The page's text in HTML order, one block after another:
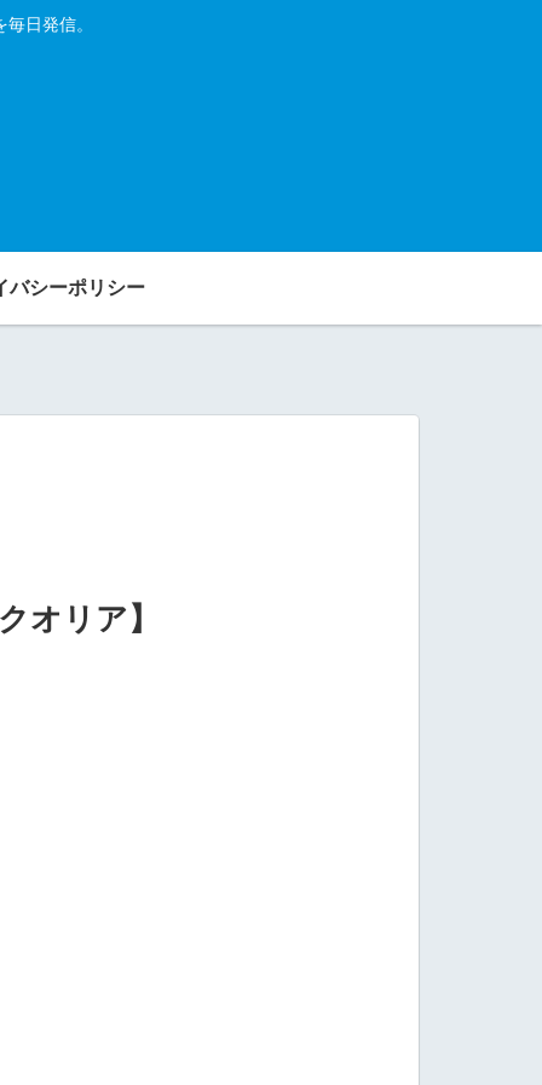
日発信。
バシーポリシー
オリア】